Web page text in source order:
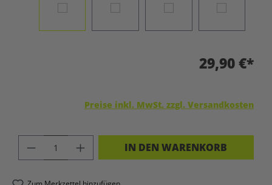
29,90 €*
Preise inkl. MwSt. zzgl. Versandkosten
PRODUKT ANZAHL: GIB DEN
IN DEN WARENKORB